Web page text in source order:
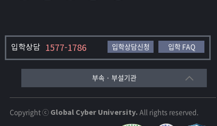
부속 · 부설기관
입학상담 1577-1786 입학상담신청 입학 FAQ
Copyright ⓒ Global Cyber University. All rights reserved.